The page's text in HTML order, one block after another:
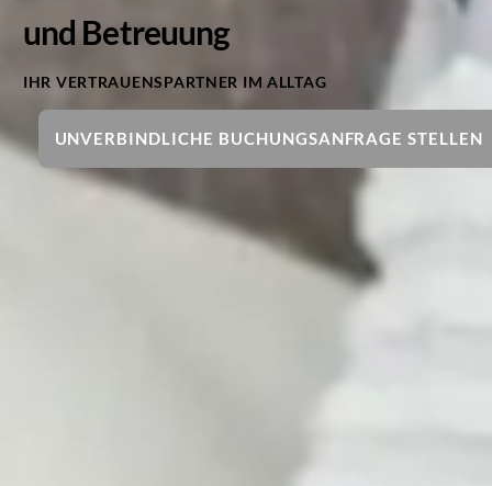
und Betreuung
IHR VERTRAUENSPARTNER IM ALLTAG
UNVERBINDLICHE BUCHUNGSANFRAGE STELLEN